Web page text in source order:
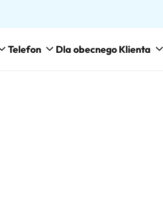
Telefon Dla obecnego Klienta